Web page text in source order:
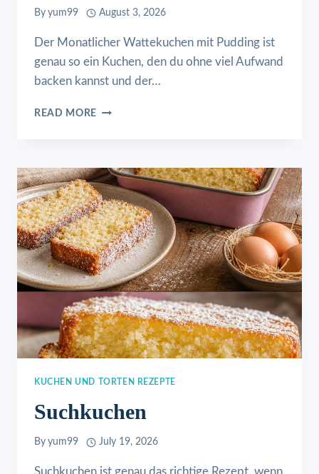
By yum99 August 3, 2026
Der Monatlicher Wattekuchen mit Pudding ist
genau so ein Kuchen, den du ohne viel Aufwand
backen kannst und der…
READ MORE MONATLICHER
KUCHEN UND TORTEN REZEPTE
Suchkuchen
By yum99 July 19, 2026